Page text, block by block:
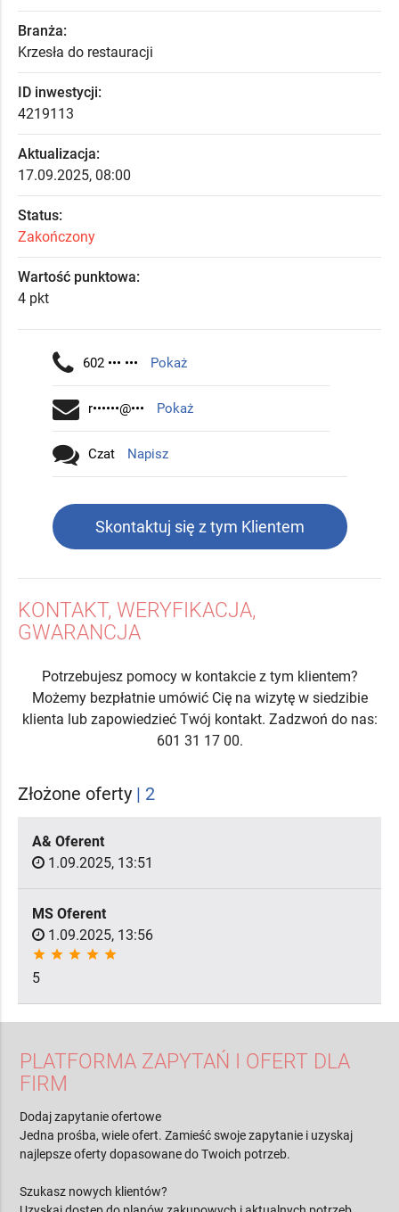
Branża:
Krzesła do restauracji
ID inwestycji:
4219113
Aktualizacja:
17.09.2025, 08:00
Status:
Zakończony
Wartość punktowa:
4 pkt
602 ••• ••• Pokaż
r••••••@••• Pokaż
Czat Napisz
Skontaktuj się z tym Klientem
KONTAKT, WERYFIKACJA,
GWARANCJA
Potrzebujesz pomocy w kontakcie z tym klientem?
Możemy bezpłatnie umówić Cię na wizytę w siedzibie
klienta lub zapowiedzieć Twój kontakt. Zadzwoń do nas:
601 31 17 00.
Złożone oferty | 2
A& Oferent
1.09.2025, 13:51
MS Oferent
1.09.2025, 13:56
star star star star star
5
PLATFORMA ZAPYTAŃ I OFERT DLA
FIRM
Dodaj zapytanie ofertowe
Jedna prośba, wiele ofert. Zamieść swoje zapytanie i uzyskaj
najlepsze oferty dopasowane do Twoich potrzeb.
Szukasz nowych klientów?